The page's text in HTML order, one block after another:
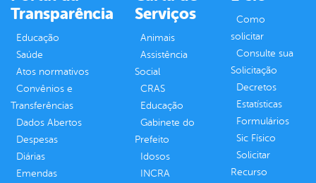
Transparência
Educação
Saúde
Atos normativos
Convênios e
Transferências
Dados Abertos
Despesas
Diárias
Emendas
Serviços
Animais
Assistência
Social
CRAS
Educação
Gabinete do
Prefeito
Idosos
INCRA
Como
solicitar
Consulte sua
Solicitação
Decretos
Estatísticas
Formulários
Sic Físico
Solicitar
Recurso